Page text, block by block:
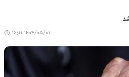
۱۴۰۴/۰۵/۰۱ ۱۶:۱۱